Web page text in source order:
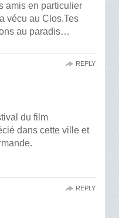
amis en particulier
vécu au Clos.Tes
au paradis…
du film
dans cette ville et
REPLY
REPLY